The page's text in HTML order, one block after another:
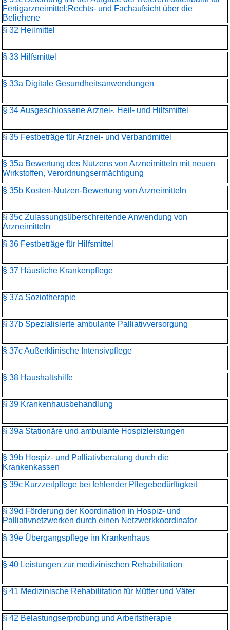
Fertigarzneimittel;Rechts- und Fachaufsicht über die
Beliehene
§ 32 Heilmittel
§ 33 Hilfsmittel
§ 33a Digitale Gesundheitsanwendungen
§ 34 Ausgeschlossene Arznei-, Heil- und Hilfsmittel
§ 35 Festbeträge für Arznei- und Verbandmittel
§ 35a Bewertung des Nutzens von Arzneimitteln mit neuen
Wirkstoffen, Verordnungsermächtigung
§ 35b Kosten-Nutzen-Bewertung von Arzneimitteln
§ 35c Zulassungsüberschreitende Anwendung von
Arzneimitteln
§ 36 Festbeträge für Hilfsmittel
§ 37 Häusliche Krankenpflege
§ 37a Soziotherapie
§ 37b Spezialisierte ambulante Palliativversorgung
§ 37c Außerklinische Intensivpflege
§ 38 Haushaltshilfe
§ 39 Krankenhausbehandlung
§ 39a Stationäre und ambulante Hospizleistungen
§ 39b Hospiz- und Palliativberatung durch die
Krankenkassen
§ 39c Kurzzeitpflege bei fehlender Pflegebedürftigkeit
§ 39d Förderung der Koordination in Hospiz- und
Palliativnetzwerken durch einen Netzwerkkoordinator
§ 39e Übergangspflege im Krankenhaus
§ 40 Leistungen zur medizinischen Rehabilitation
§ 41 Medizinische Rehabilitation für Mütter und Väter
§ 42 Belastungserprobung und Arbeitstherapie